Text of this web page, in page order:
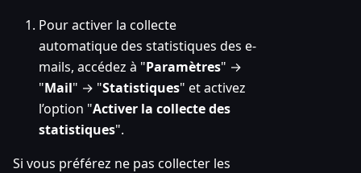
Pour activer la collecte
automatique des statistiques des e-
mails, accédez à "Paramètres" →
"Mail" → "Statistiques" et activez
l’option "Activer la collecte des
statistiques".
Si vous préférez ne pas collecter les